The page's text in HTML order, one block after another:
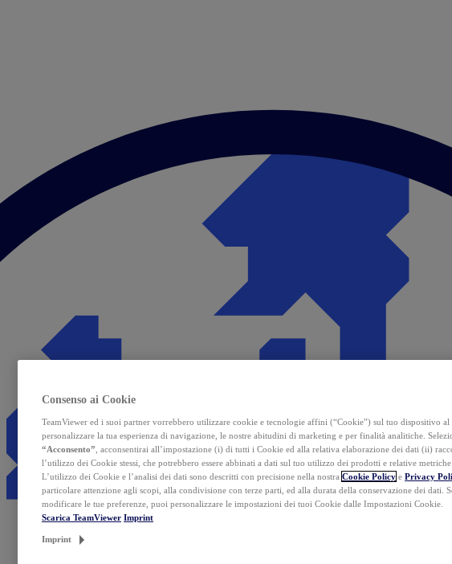
Consenso ai Cookie
TeamViewer ed i suoi partner vorrebbero utilizzare cookie e tecnologie affini (“Cookie”) sul tuo dispositivo al
personalizzare la tua esperienza di navigazione, le nostre abitudini di marketing e per finalità analitiche.
“Acconsento” , acconsentirai all’impostazione (i) di tutti i Cookie ed alla relativa elaborazione dei dati (ii)
l’utilizzo dei Cookie stessi, che potrebbero essere abbinati a dati sul tuo utilizzo dei prodotti e relative
L’utilizzo dei Cookie e l’analisi dei dati sono descritti con precisione nella nostra Cookie Policy e Privacy
particolare attenzione agli scopi, alla condivisione con terze parti, ed alla durata della conservazione dei dati.
modificare le tue preferenze, puoi personalizzare le impostazioni dei tuoi Cookie dalle Impostazioni Cookie.
Scarica TeamViewer Imprint
Imprint